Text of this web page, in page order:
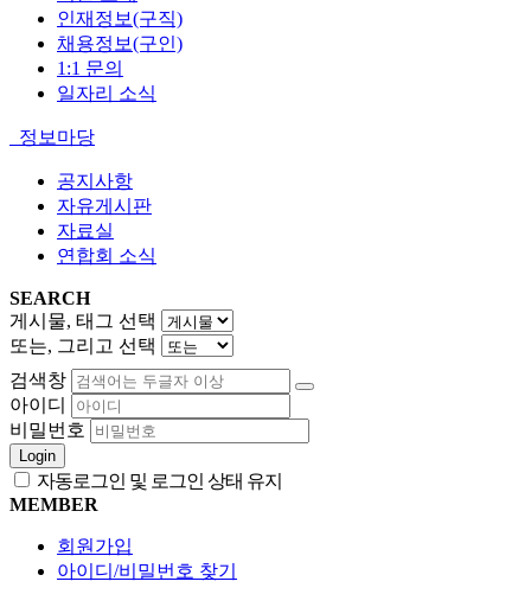
인재정보(구직)
채용정보(구인)
1:1 문의
일자리 소식
정보마당
공지사항
자유게시판
자료실
연합회 소식
SEARCH
게시물, 태그 선택
또는, 그리고 선택
검색창
아이디
비밀번호
Login
자동로그인 및 로그인 상태 유지
MEMBER
회원가입
아이디/비밀번호 찾기